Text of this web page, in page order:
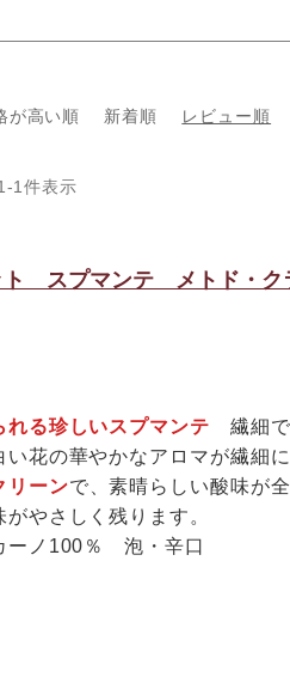
が高い順 新着順 レビュー順
-1件表示
スプマンテ メトド・
れる珍しいスプマンテ繊細
花の華やかなアロマが繊細に
リーンで、素晴らしい酸味が
やさしく残ります。
ーノ100％ 泡・辛口